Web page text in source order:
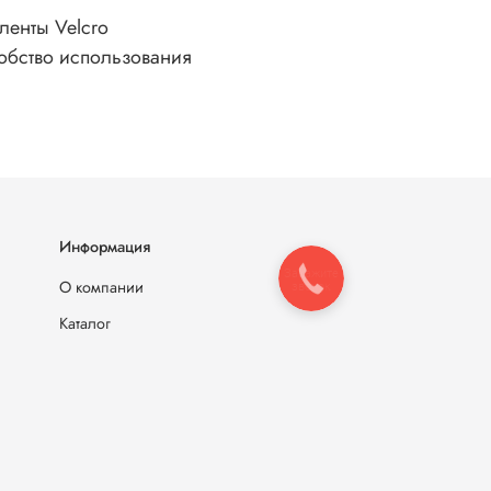
Velcro
использования
Информация
О компании
Каталог
Закажите
звонок